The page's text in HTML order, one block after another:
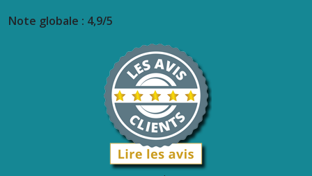
Note globale : 4,9/5